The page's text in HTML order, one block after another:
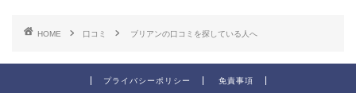
HOME 口コミ ブリアンの口コミを探している人へ
プライバシーポリシー 免責事項